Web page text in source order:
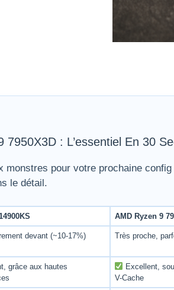
7950X3D : L’essentiel En 30
monstres pour votre prochaine config
le détail.
AMD Ryzen 9
devant (~10-17%) Très proche,
grâce aux hautes
Excellent,
V-Cache